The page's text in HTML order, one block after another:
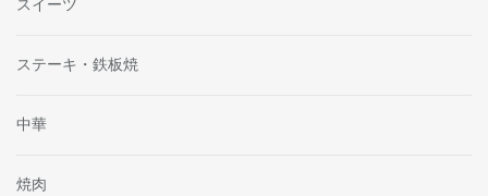
スイーツ
ステーキ・鉄板焼
中華
焼肉